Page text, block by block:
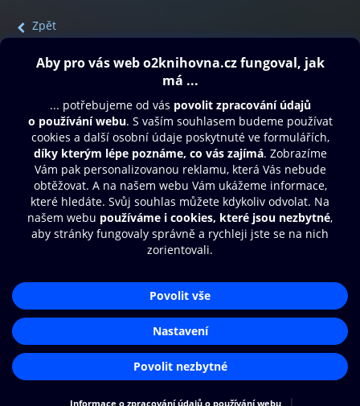
Zpět
Obsah ke stažení
Moje O2 Knihovna
Další zábava
© O2 Czech Republic a.s.
Přístupnost
Zásady zpracování osobních údajů
Nastavení cookies
Aplikace O2 Knihovna
Čti a poslouchej své e-knihy a
audioknihy rychleji a pohodlněji.